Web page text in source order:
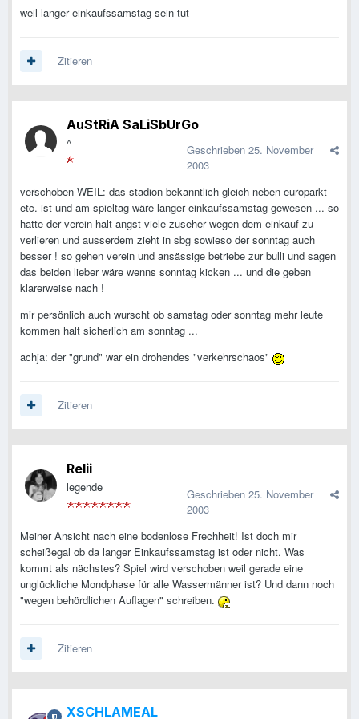
weil langer einkaufssamstag sein tut
Zitieren
AuStRiA SaLiSbUrGo
^ Geschrieben 25. November
2003
verschoben WEIL: das stadion bekanntlich gleich neben europarkt
etc. ist und am spieltag wäre langer einkaufssamstag gewesen ... so
hatte der verein halt angst viele zuseher wegen dem einkauf zu
verlieren und ausserdem zieht in sbg sowieso der sonntag auch
besser ! so gehen verein und ansässige betriebe zur bulli und sagen
das beiden lieber wäre wenns sonntag kicken ... und die geben
klarerweise nach !
mir persönlich auch wurscht ob samstag oder sonntag mehr leute
kommen halt sicherlich am sonntag ...
achja: der "grund" war ein drohendes "verkehrschaos"
Zitieren
Relii
legende Geschrieben 25. November
2003
Meiner Ansicht nach eine bodenlose Frechheit! Ist doch mir
scheißegal ob da langer Einkaufssamstag ist oder nicht. Was
kommt als nächstes? Spiel wird verschoben weil gerade eine
unglückliche Mondphase für alle Wassermänner ist? Und dann noch
"wegen behördlichen Auflagen" schreiben.
Zitieren
XSCHLAMEAL